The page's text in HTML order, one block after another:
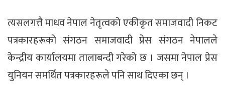
त्यसलगत्तै माधव नेपाल नेतृत्वको एकीकृत समाजवादी निकट
पत्रकारहरूको संगठन समाजवादी प्रेस संगठन नेपालले
केन्द्रीय कार्यालयमा तालाबन्दी गरेको छ । जसमा नेपाल प्रेस
युनियन समर्थित पत्रकारहरूले पनि साथ दिएका छन् ।